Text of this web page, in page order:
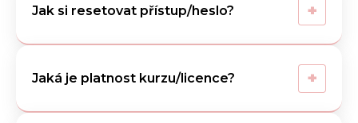
Jak si resetovat přístup/heslo? +
Jaká je platnost kurzu/licence? +